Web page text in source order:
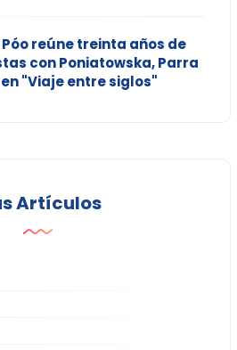
reúne treinta años de
con Poniatowska, Parra
"Viaje entre siglos"
Artículos